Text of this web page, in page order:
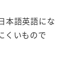
本語英語にな
くいもので